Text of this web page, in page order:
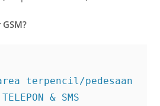
terpencil/pedesaan
& SMS